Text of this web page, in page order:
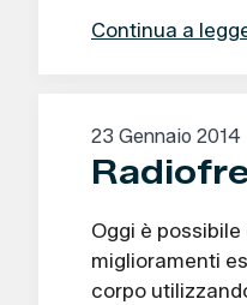
Continua a
23 Gennaio 2014
Oggi è
miglioramenti
corpo